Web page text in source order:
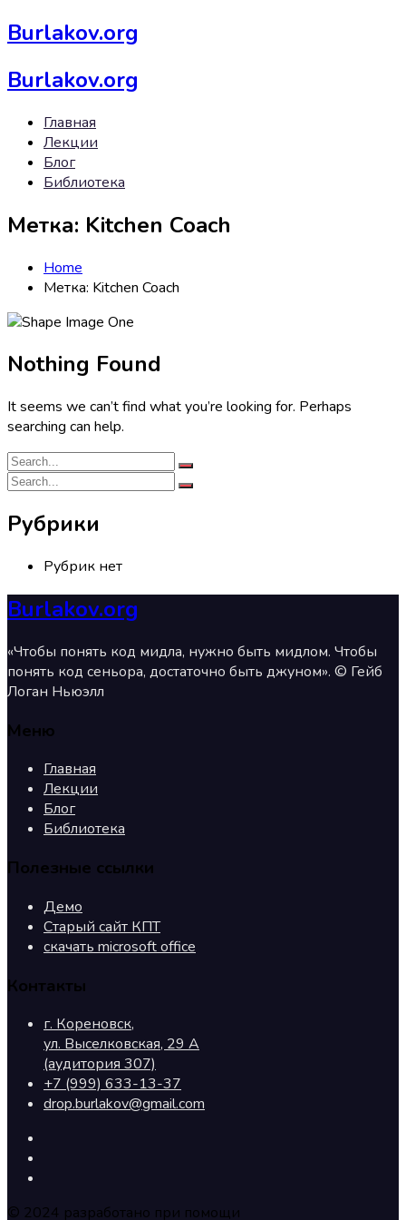
Burlakov.org
Burlakov.org
Главная
Лекции
Блог
Библиотека
Метка: Kitchen Coach
Home
Метка: Kitchen Coach
Nothing Found
It seems we can’t find what you’re looking for. Perhaps
searching can help.
Рубрики
Рубрик нет
Burlakov.org
«Чтобы понять код мидла, нужно быть мидлом. Чтобы
понять код сеньора, достаточно быть джуном». © Гейб
Логан Ньюэлл
Меню
Главная
Лекции
Блог
Библиотека
Полезные ссылки
Демо
Старый сайт КПТ
скачать microsoft office
Контакты
г. Кореновск,
ул. Выселковская, 29 А
(аудитория 307)
+7 (999) 633-13-37
drop.burlakov@gmail.com
© 2024 разработано при помощи